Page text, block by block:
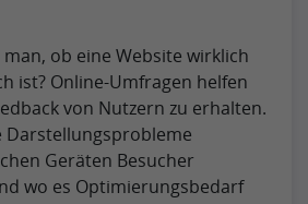
ob eine Website wirklich
ist? Online-Umfragen helfen
von Nutzern zu erhalten.
Darstellungsprobleme
Geräten Besucher
wo es Optimierungsbedarf